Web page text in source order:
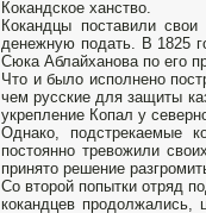
Кокандское ханство.
Кокандцы поставили
денежную подать. В 1825
Сюка Аблайханова по его
Что и было исполнено
чем русские для защиты
укрепление Копал у
Однако, подстрекаемые
постоянно тревожили
принято решение
Со второй попытки отряд
кокандцев